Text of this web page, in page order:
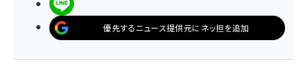
優先するニュース提供元にネッ担を追加